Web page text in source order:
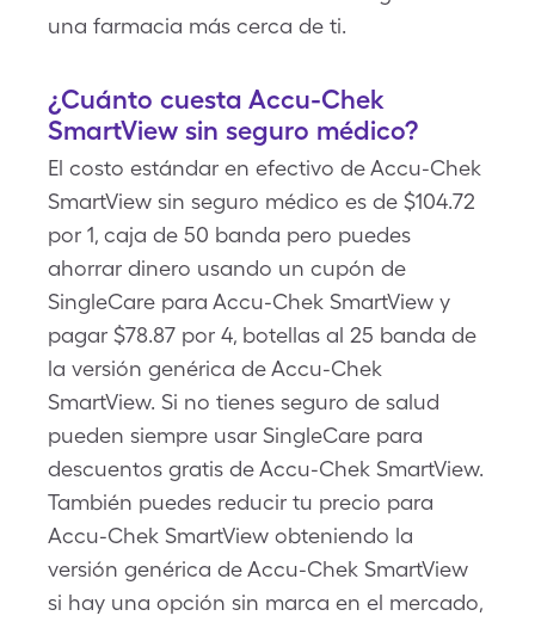
una farmacia más cerca de ti.
¿Cuánto cuesta Accu-Chek
SmartView sin seguro médico?
El costo estándar en efectivo de Accu-Chek
SmartView sin seguro médico es de $104.72
por 1, caja de 50 banda pero puedes
ahorrar dinero usando un cupón de
SingleCare para Accu-Chek SmartView y
pagar $78.87 por 4, botellas al 25 banda de
la versión genérica de Accu-Chek
SmartView. Si no tienes seguro de salud
pueden siempre usar SingleCare para
descuentos gratis de Accu-Chek SmartView.
También puedes reducir tu precio para
Accu-Chek SmartView obteniendo la
versión genérica de Accu-Chek SmartView
si hay una opción sin marca en el mercado,